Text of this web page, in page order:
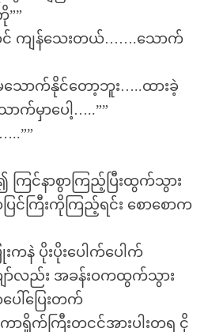
””
ာင် ကျန်သေးတယ်…….သောက်
သောက်နိုင်တော့ဘူး…..ထားခဲ့
က်မှာပေါ့…..””
ကြင်နာစွာကြည့်ပြီးထွက်သွား
ြင်ကြီးကိုကြည့်ရင်း စောစောက
ကနဲ ပိုးပိုးပေါက်ပေါက်
ာ်လည်း အခန်းဝကထွက်သွား
ေါ်ပြေးတက်
က်ကာရှိုက်ကြီးတငင်အားပါးတရ ငို